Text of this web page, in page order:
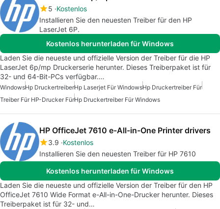
5 Kostenlos
Installieren Sie den neuesten Treiber für den HP
LaserJet 6P.
Kostenlos herunterladen für Windows
Laden Sie die neueste und offizielle Version der Treiber für die HP
LaserJet 6p/mp Druckerserie herunter. Dieses Treiberpaket ist für
32- und 64-Bit-PCs verfügbar.…
WindowsHp DruckertreiberHp Laserjet Für WindowsHp Druckertreiber Für
Treiber Für HP-Drucker FürHp Druckertreiber Für Windows
HP OfficeJet 7610 e-All-in-One Printer drivers
3.9 Kostenlos
Installieren Sie den neuesten Treiber für HP 7610
Kostenlos herunterladen für Windows
Laden Sie die neueste und offizielle Version der Treiber für den HP
OfficeJet 7610 Wide Format e-All-in-One-Drucker herunter. Dieses
Treiberpaket ist für 32- und…